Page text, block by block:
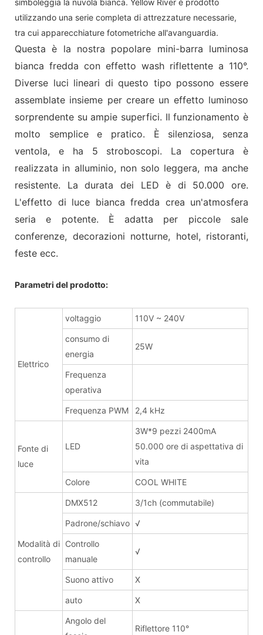
utilizzando una serie completa di attrezzature necessarie,
tra cui apparecchiature fotometriche all'avanguardia.
Questa è la nostra popolare mini-barra luminosa
bianca fredda con effetto wash riflettente a 110°.
Diverse luci lineari di questo tipo possono essere
assemblate insieme per creare un effetto luminoso
sorprendente su ampie superfici. Il funzionamento è
molto semplice e pratico. È silenziosa, senza
ventola, e ha 5 stroboscopi. La copertura è
realizzata in alluminio, non solo leggera, ma anche
resistente. La durata dei LED è di 50.000 ore.
L'effetto di luce bianca fredda crea un'atmosfera
seria e potente. È adatta per piccole sale
conferenze, decorazioni notturne, hotel, ristoranti,
feste ecc.
Parametri del prodotto:
Elettrico
voltaggio 110V ~ 240V
consumo di
energia
25W
Frequenza
operativa
Frequenza PWM 2,4 kHz
Fonte di
luce
LED
3W*9 pezzi 2400mA
50.000 ore di aspettativa di
vita
Colore COOL WHITE
Modalità di
controllo
DMX512 3/1ch (commutabile)
Padrone/schiavo √
Controllo
manuale
√
Suono attivo X
auto X
Angolo del
Riflettore 110°